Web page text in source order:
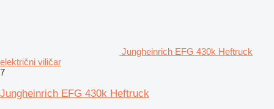
Jungheinrich EFG 430k Heftruck
električni viličar
7
Jungheinrich EFG 430k Heftruck